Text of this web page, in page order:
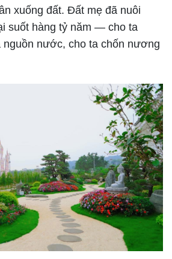
xuống đất. Đất mẹ đã nuôi
suốt hàng tỷ năm — cho ta
nguồn nước, cho ta chốn nương